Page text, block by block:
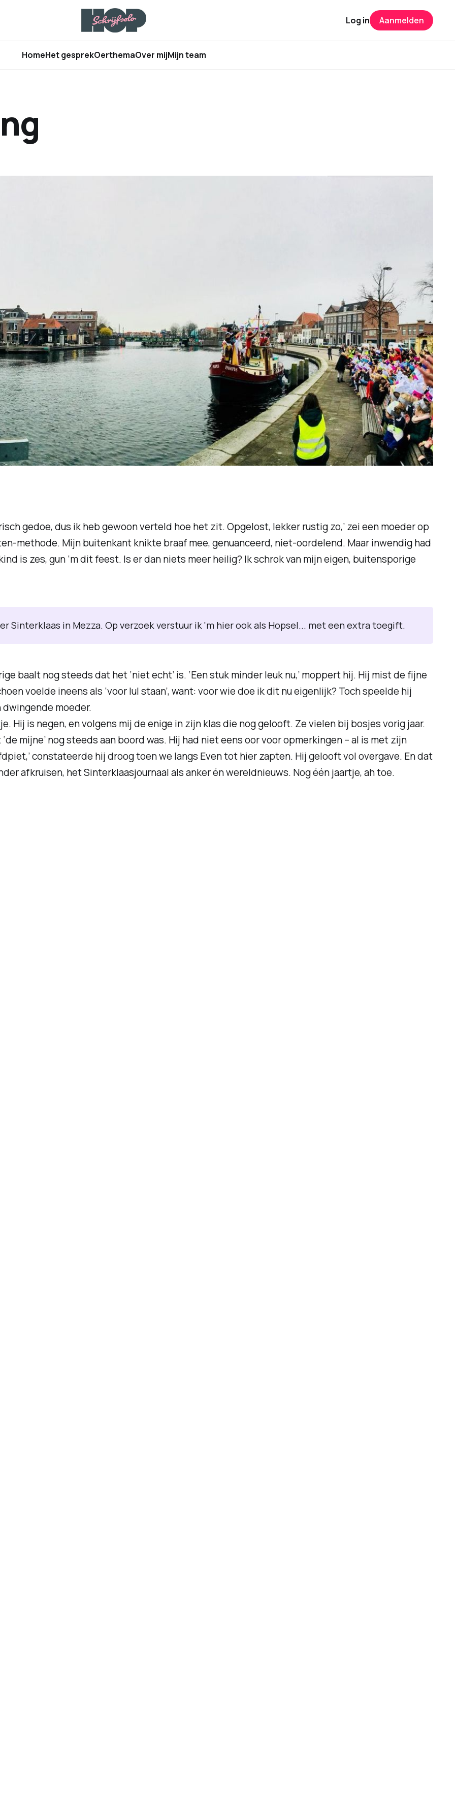
HomeHet gesprekOerthemaOver mijMijn team
Log in Aanmelden
gedoe, dus ik heb gewoon verteld hoe het zit. Opgelost, lekker rustig zo,’ zei een moeder op
methode. Mijn buitenkant knikte braaf mee, genuanceerd, niet-oordelend. Maar inwendig had
is zes, gun ‘m dit feest. Is er dan niets meer heilig? Ik schrok van mijn eigen, buitensporige
Sinterklaas in Mezza. Op verzoek verstuur ik 'm hier ook als Hopsel... met een extra toegift.
baalt nog steeds dat het ‘niet echt’ is. ‘Een stuk minder leuk nu,’ moppert hij. Hij mist de fijne
voelde ineens als ‘voor lul staan’, want: voor wie doe ik dit nu eigenlijk? Toch speelde hij
moeder.
Hij is negen, en volgens mij de enige in zijn klas die nog gelooft. Ze vielen bij bosjes vorig jaar.
mijne’ nog steeds aan boord was. Hij had niet eens oor voor opmerkingen – al is met zijn
constateerde hij droog toen we langs Even tot hierzapten. Hij gelooft vol overgave. En dat
afkruisen, het Sinterklaasjournaalals anker én wereldnieuws. Nog één jaartje, ah toe.